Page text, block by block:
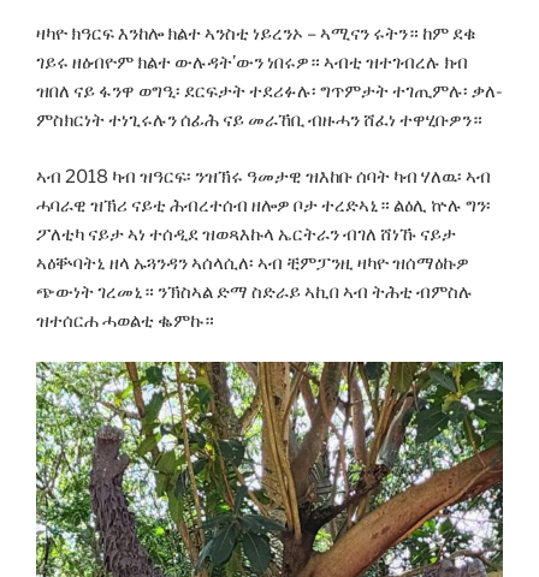
ዛካዮ ክዓርፍ እንከሎ ክልተ ኣንስቲ ነይረንኦ – ኣሚናን ሩትን። ከም ደቁ
ገይሩ ዘዕብዮም ክልተ ውሉዳት’ውን ነበሩዎ። ኣብቲ ዝተገብረሉ ክብ
ዝበለ ናይ ፋንዋ ወግዒ፡ ደርፍታት ተደሪፉሉ፡ ግጥምታት ተገጢምሉ፡ ቃለ-
ምስክርነት ተነጊሩሉን ሰፊሕ ናይ መራኸቢ ብዙሓን ሸፈነ ተዋሂቡዎን።
ኣብ 2018 ካብ ዝዓርፍ፡ ንዝኽሩ ዓመታዊ ዝእከቡ ሰባት ካብ ሃለዉ፡ ኣብ
ሓባራዊ ዝኽሪ ናይቲ ሕብረተሰብ ዘሎዎ ቦታ ተረድኣኒ። ልዕሊ ኵሉ ግን፡
ፖለቲካ ናይታ ኣነ ተሰዲደ ዝወጻእኩላ ኤርትራን ብገለ ሸነኹ ናይታ
ኣዕቝባትኒ ዘላ ኡጓንዳን ኣሰላሲለ፡ ኣብ ቺምፓንዚ ዛካዮ ዝሰማዕኩዎ
ጭውነት ገረመኒ። ንኽስኣል ድማ ስድራይ ኣኪበ ኣብ ትሕቲ ብምስሉ
ዝተሰርሐ ሓወልቲ ቈምኩ።